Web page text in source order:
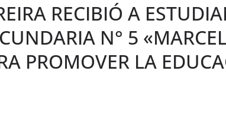
RECIBIÓ A
N° 5
PROMOVER LA